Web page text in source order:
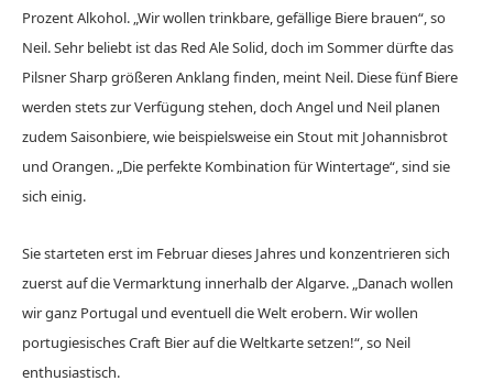
Prozent Alkohol. „Wir wollen trinkbare, gefällige Biere brauen“, so
Neil. Sehr beliebt ist das Red Ale Solid, doch im Sommer dürfte das
Pilsner Sharp größeren Anklang finden, meint Neil. Diese fünf Biere
werden stets zur Verfügung stehen, doch Angel und Neil planen
zudem Saisonbiere, wie beispielsweise ein Stout mit Johannisbrot
und Orangen. „Die perfekte Kombination für Wintertage“, sind sie
sich einig.
Sie starteten erst im Februar dieses Jahres und konzentrieren sich
zuerst auf die Vermarktung innerhalb der Algarve. „Danach wollen
wir ganz Portugal und eventuell die Welt erobern. Wir wollen
portugiesisches Craft Bier auf die Weltkarte setzen!“, so Neil
enthusiastisch.